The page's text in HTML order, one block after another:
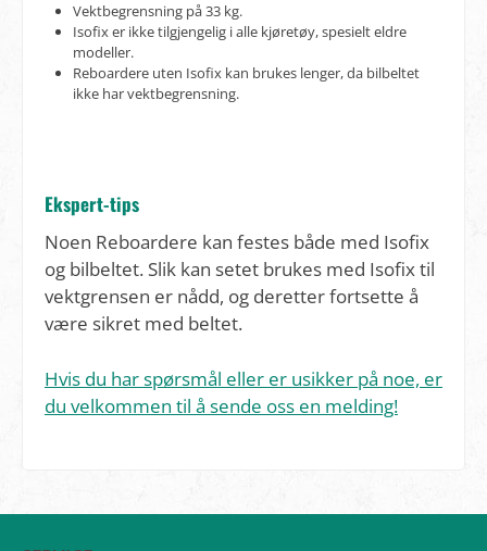
Vektbegrensning på 33 kg.
Isofix er ikke tilgjengelig i alle kjøretøy, spesielt eldre
modeller.
Reboardere uten Isofix kan brukes lenger, da bilbeltet
ikke har vektbegrensning.
Ekspert-tips
Noen Reboardere kan festes både med Isofix
og bilbeltet. Slik kan setet brukes med Isofix til
vektgrensen er nådd, og deretter fortsette å
være sikret med beltet.
Hvis du har spørsmål eller er usikker på noe, er
du velkommen til å sende oss en melding!